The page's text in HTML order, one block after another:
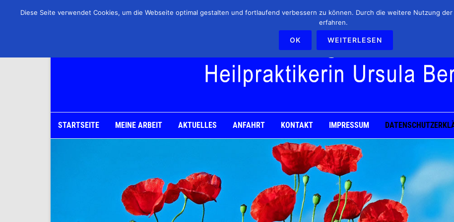
STARTSEITE MEINE ARBEIT AKTUELLES ANFAHRT KONTAKT IMPRESSUM
Diese Seite verwendet Cookies, um die Webseite optimal gestalten und fortlaufend verbessern zu können. Durch die weitere Nutzung
erfahren.
OK WEITERLESEN